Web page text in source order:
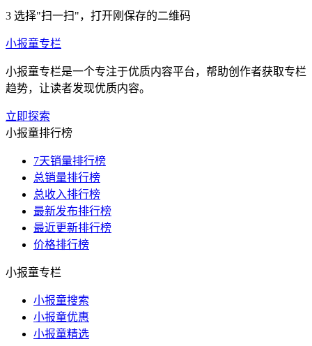
3 选择"扫一扫"，打开刚保存的二维码
小报童专栏
小报童专栏是一个专注于优质内容平台，帮助创作者获取专栏
趋势，让读者发现优质内容。
立即探索
小报童排行榜
7天销量排行榜
总销量排行榜
总收入排行榜
最新发布排行榜
最近更新排行榜
价格排行榜
小报童专栏
小报童搜索
小报童优惠
小报童精选